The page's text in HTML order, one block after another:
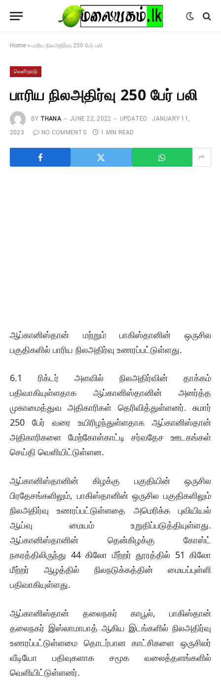
Home » பாரிய நிலஅதிர்வு 250 பேர் பலி
வெளிநாடு
பாரிய நிலஅதிர்வு 250 பேர் பலி
BY THANA JUNE 22, 2022 UPDATED:
JANUARY 11,
2023
NO COMMENTS 1 MIN READ
ஆப்கானிஸ்தான் மற்றும் பாகிஸ்தானின் ஒருசில
பகுதிகளில் பாரிய நிலஅதிர்வு உணரப்பட்டுள்ளது.
6.1 ரிக்டர் அளவில் நிலஅதிர்வின் தாக்கம்
பதிவாகியுள்ளதாக ஆப்கானிஸ்தானின் அனர்த்த
முகாமைத்துவ அதிகாரிகள் தெரிவித்துள்ளனர். சுமார்
250 பேர் வரை உயிரிழந்துள்ளதாக ஆப்கானிஸ்தான்
அதிகாரிகளை மேற்கோள்காட்டி சர்வதேச ஊடகங்கள்
செய்தி வெளியிட்டுள்ளன.
ஆப்கானிஸ்தானின் கிழக்கு பகுதியின் ஒருசில
பிரதேசங்களிலும், பாகிஸ்தானின் ஒருசில பகுதிகளிலும்
நிலஅதிர்வு உணரப்பட்டுள்ளதை அமெரிக்க புவியியல்
ஆய்வு மையம் உறுதிப்படுத்தியுள்ளது.
ஆப்கானிஸ்தானின் தென்கிழக்கு கோஸ்ட்
நகரத்திலிருந்து 44 கிலோ மீற்றர் தூரத்தில் 51 கிலோ
மீற்றர் ஆழத்தில் நிலநடுக்கத்தின் மையப்புள்ளி
பதிவாகியுள்ளது.
ஆப்கானிஸ்தான் தலைநகர் காபூல், பாகிஸ்தான்
தலைநகர் இஸ்லாமாபாத் ஆகிய இடங்களில் நிலஅதிர்வு
உணரப்பட்டுள்ளமை தொடர்பான காட்சிகளை ஒருசிலர்
வீடியோ பதிவுகளாக சமூக வலைத்தளங்களில்
வெளியிட்டுள்ளனர்.